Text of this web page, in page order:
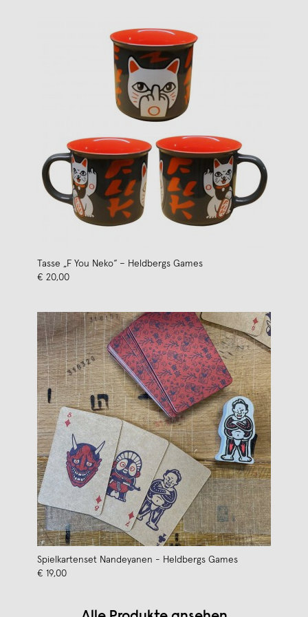
Tasse „F You Neko“ – Heldbergs Games
€ 20,00
Spielkartenset Nandeyanen - Heldbergs Games
€ 19,00